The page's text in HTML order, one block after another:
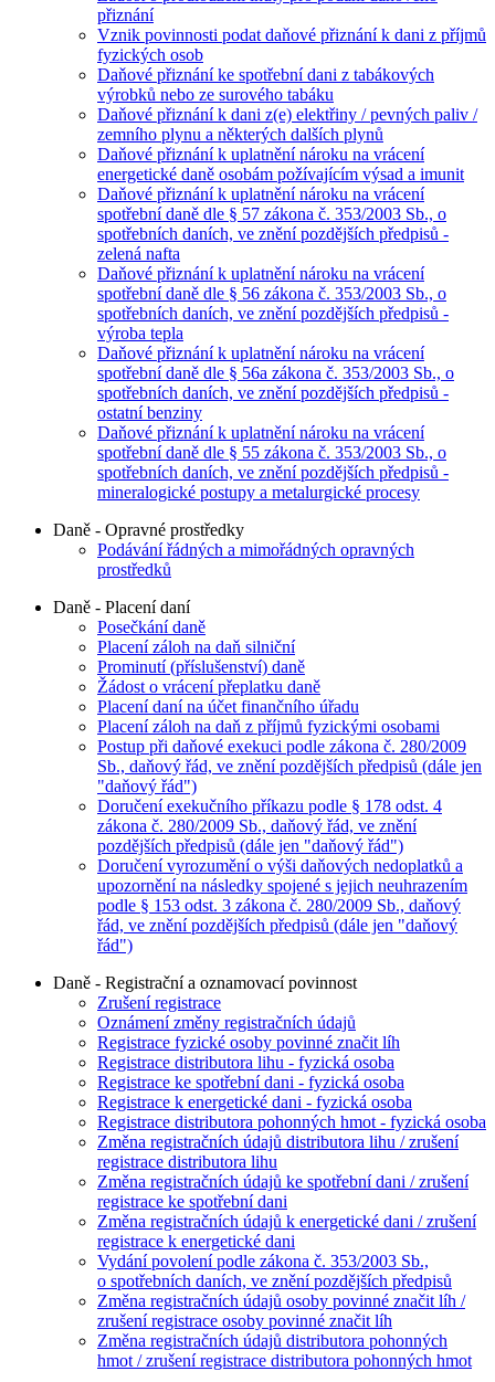
přiznání
Vznik povinnosti podat daňové přiznání k dani z příjmů
fyzických osob
Daňové přiznání ke spotřební dani z tabákových
výrobků nebo ze surového tabáku
Daňové přiznání k dani z(e) elektřiny / pevných paliv /
zemního plynu a některých dalších plynů
Daňové přiznání k uplatnění nároku na vrácení
energetické daně osobám požívajícím výsad a imunit
Daňové přiznání k uplatnění nároku na vrácení
spotřební daně dle § 57 zákona č. 353/2003 Sb., o
spotřebních daních, ve znění pozdějších předpisů -
zelená nafta
Daňové přiznání k uplatnění nároku na vrácení
spotřební daně dle § 56 zákona č. 353/2003 Sb., o
spotřebních daních, ve znění pozdějších předpisů -
výroba tepla
Daňové přiznání k uplatnění nároku na vrácení
spotřební daně dle § 56a zákona č. 353/2003 Sb., o
spotřebních daních, ve znění pozdějších předpisů -
ostatní benziny
Daňové přiznání k uplatnění nároku na vrácení
spotřební daně dle § 55 zákona č. 353/2003 Sb., o
spotřebních daních, ve znění pozdějších předpisů -
mineralogické postupy a metalurgické procesy
Daně - Opravné prostředky
Podávání řádných a mimořádných opravných
prostředků
Daně - Placení daní
Posečkání daně
Placení záloh na daň silniční
Prominutí (příslušenství) daně
Žádost o vrácení přeplatku daně
Placení daní na účet finančního úřadu
Placení záloh na daň z příjmů fyzickými osobami
Postup při daňové exekuci podle zákona č. 280/2009
Sb., daňový řád, ve znění pozdějších předpisů (dále jen
"daňový řád")
Doručení exekučního příkazu podle § 178 odst. 4
zákona č. 280/2009 Sb., daňový řád, ve znění
pozdějších předpisů (dále jen "daňový řád")
Doručení vyrozumění o výši daňových nedoplatků a
upozornění na následky spojené s jejich neuhrazením
podle § 153 odst. 3 zákona č. 280/2009 Sb., daňový
řád, ve znění pozdějších předpisů (dále jen "daňový
řád")
Daně - Registrační a oznamovací povinnost
Zrušení registrace
Oznámení změny registračních údajů
Registrace fyzické osoby povinné značit líh
Registrace distributora lihu - fyzická osoba
Registrace ke spotřební dani - fyzická osoba
Registrace k energetické dani - fyzická osoba
Registrace distributora pohonných hmot - fyzická osoba
Změna registračních údajů distributora lihu / zrušení
registrace distributora lihu
Změna registračních údajů ke spotřební dani / zrušení
registrace ke spotřební dani
Změna registračních údajů k energetické dani / zrušení
registrace k energetické dani
Vydání povolení podle zákona č. 353/2003 Sb.,
o spotřebních daních, ve znění pozdějších předpisů
Změna registračních údajů osoby povinné značit líh /
zrušení registrace osoby povinné značit líh
Změna registračních údajů distributora pohonných
hmot / zrušení registrace distributora pohonných hmot